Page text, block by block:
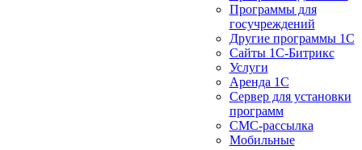
Программы для
госучреждений
Другие программы 1С
Сайты 1С-Битрикс
Услуги
Аренда 1С
Сервер для установки
программ
СМС-рассылка
Мобильные